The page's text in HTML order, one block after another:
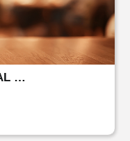
HÔTEL-RESTAURANT LE VAL DE HOËGNE